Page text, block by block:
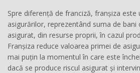
Spre diferență de franciză, franșiza este
asigurărilor, reprezentând suma de
asigurat, din resurse proprii, în cazul
Franșiza reduce valoarea primei de
mai puțin la momentul în care este
dacă se produce riscul asigurat și